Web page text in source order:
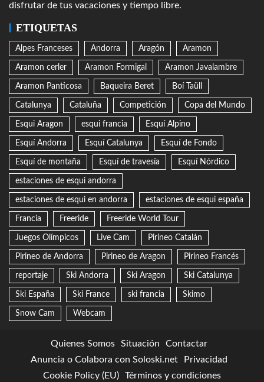
disfrutar de tus vacaciones y tiempo libre.
ETIQUETAS
Alpes Franceses Andorra Aragón Aramon
Aramon cerler Aramon Formigal Aramon Javalambre
Aramon Panticosa Baqueira Beret Boí Taüll
Catalunya Cataluña Competición Copa del Mundo
Esqui Aragon esqui francia Esquí Alpino
Esquí Andorra Esquí Catalunya Esquí de Fondo
Esquí de montaña Esquí de travesía Esquí Nórdico
estaciones de esqui andorra
estaciones de esqui en andorra estaciones de esqui españa
Francia Freeride Freeride World Tour
Juegos Olímpicos Live Cam Pirineo Catalán
Pirineo de Andorra Pirineo de Aragon Pirineo Francés
reportaje Ski Andorra Ski Aragon Ski Catalunya
Ski España Ski France ski francia Skimo
Snow Cam Webcam
Quienes Somos Situación
Contactar
Anuncia o Colabora con Soloski.net
Privacidad
Cookie Policy (EU)
Términos y condiciones